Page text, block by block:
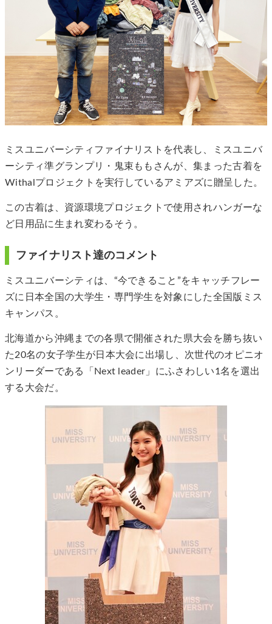
ミスユニバーシティファイナリストを代表し、ミスユニバ
ーシティ準グランプリ・鬼束ももさんが、集まった古着を
Withalプロジェクトを実行しているアミアズに贈呈した。
この古着は、資源環境プロジェクトで使用されハンガーな
ど日用品に生まれ変わるそう。
ファイナリスト達のコメント
ミスユニバーシティは、“今できること”をキャッチフレー
ズに日本全国の大学生・専門学生を対象にした全国版ミス
キャンパス。
北海道から沖縄までの各県で開催された県大会を勝ち抜い
た20名の女子学生が日本大会に出場し、次世代のオピニオ
ンリーダーである「Next leader」にふさわしい1名を選出
する大会だ。